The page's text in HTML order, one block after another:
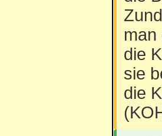
man
die
sie
die